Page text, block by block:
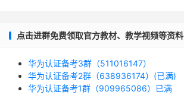
点击进群免费领取官方教材、教学视频等资料
华为认证备考3群（511016147）
华为认证备考2群（638936174）(已满)
华为认证备考1群（909965086）已满